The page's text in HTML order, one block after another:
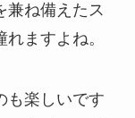
兼ね備えたス
ますよね。
も楽しいです